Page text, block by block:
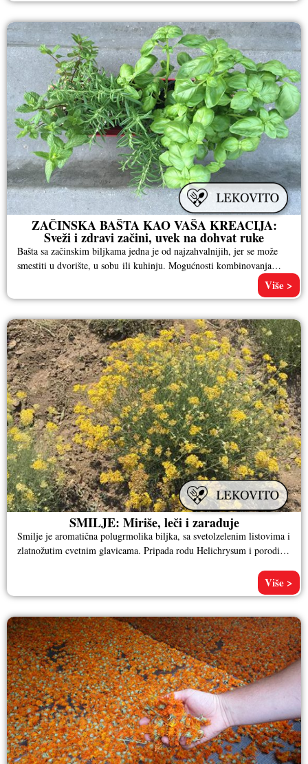
ZAČINSKA BAŠTA KAO VAŠA KREACIJA:
Sveži i zdravi začini, uvek na dohvat ruke
Bašta sa začinskim biljkama jedna je od najzahvalnijih, jer se može
smestiti u dvorište, u sobu ili kuhinju. Mogućnosti kombinovanja
Više >
SMILJE: Miriše, leči i zarađuje
Smilje je aromatična polugrmolika biljka, sa svetolzelenim listovima i
zlatnožutim cvetnim glavicama. Pripada rodu Helichrysum i porodici
Više >